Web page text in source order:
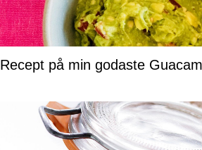
Recept på min godaste